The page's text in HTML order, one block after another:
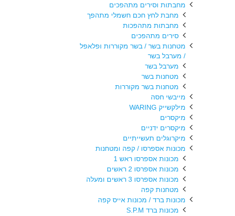
מחבתות וסירים מתהפכים
מחבת לחץ חכם חשמלי מתהפך
מחבתות מתהפכות
סירים מתהפכים
מטחנות בשר / בשר מקוררות ופלאפל
/ מערבל בשר
מערבל בשר
מטחנות בשר
מטחנות בשר מקוררות
מייבשי חסה
מילקשייק WARING
מיקסרים
מיקסרים ידניים
מיקרוגלים תעשייתיים
מכונות אספרסו / קפה ומטחנות
מכונות אספרסו ראש 1
מכונות אספרסו 2 ראשים
מכונות אספרסו 3 ראשים ומעלה
מטחנות קפה
מכונות ברד / מכונות אייס קפה
מכונות ברד S.P.M